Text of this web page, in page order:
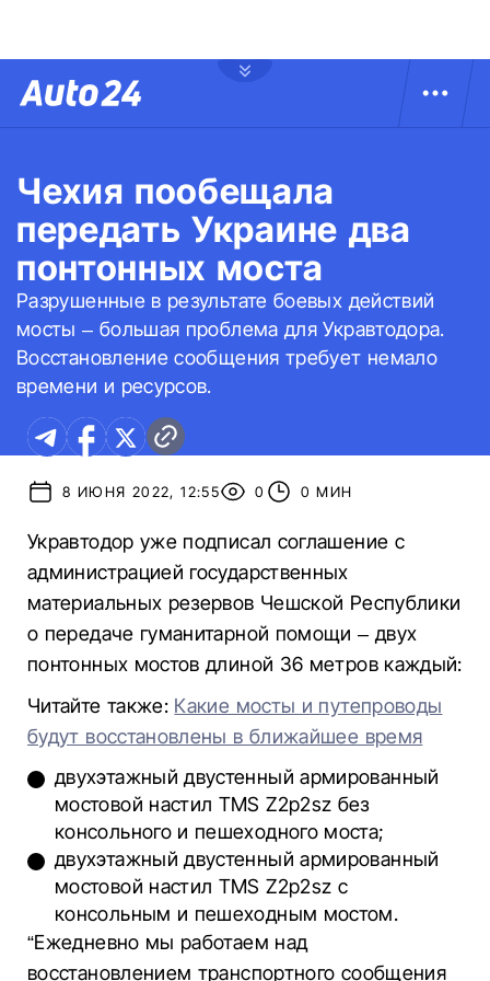
Чехия пообещала
передать Украине два
понтонных моста
Разрушенные в результате боевых действий
мосты – большая проблема для Укравтодора.
Восстановление сообщения требует немало
времени и ресурсов.
8 ИЮНЯ 2022, 12:55 0 0 МИН
Укравтодор уже подписал соглашение с
администрацией государственных
материальных резервов Чешской Республики
о передаче гуманитарной помощи – двух
понтонных мостов длиной 36 метров каждый:
Читайте также: Какие мосты и путепроводы
будут восстановлены в ближайшее время
двухэтажный двустенный армированный
мостовой настил TMS Z2p2sz без
консольного и пешеходного моста;
двухэтажный двустенный армированный
мостовой настил TMS Z2p2sz с
консольным и пешеходным мостом.
“Ежедневно мы работаем над
восстановлением транспортного сообщения